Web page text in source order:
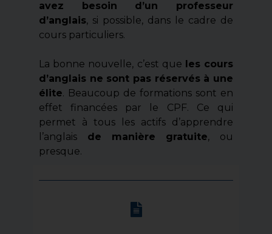
avez besoin d’un professeur
d’anglais, si possible, dans le cadre de
cours particuliers.
La bonne nouvelle, c’est que
les cours
d’anglais ne sont pas réservés à une
élite. Beaucoup de formations sont en
effet financées par le CPF. Ce qui
permet à tous les actifs d’apprendre
l’anglais de manière gratuite, ou
presque.